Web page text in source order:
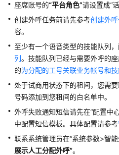
户
指
南
云
控
台
操
作
指
南
座席账号的“平台角色”请设置成“
创建外呼任务前请先参考创建外
容。
至少有一个语音类型的技能队列
列。技能队列已经与需要外呼的
的为分配的工号关联业务帐号和
处于试商用状态下的租间，您需
号码添加到您租间的白名单中。
外呼失败通知短信请先在“配置中
中配置短信模板。具体配置请参考
联系系统管理员在“系统参数>智
展示人工分配外呼”。